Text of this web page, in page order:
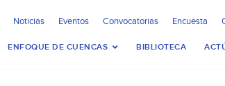
Noticias Eventos Convocatorias Encuesta
ENFOQUE DE CUENCAS BIBLIOTECA